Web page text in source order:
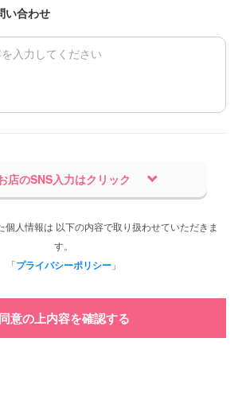
い合わせ
店のSNS入力はクリック
個人情報は 以下の内容で取り扱わせていただきま
す。
「プライバシーポリシー 」